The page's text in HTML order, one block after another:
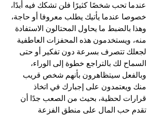
عندما تحب شخصًا كثيرًا فلن تشكك فيه أبدًا،
خصوصا عندما يأتيك يطلب معروفا أو حاجة،
وهذا بالضبط ما يحاول المحتالون الاستفادة
منه، ويستخدمون هذه المحفزات العاطفية
لجعلك تتصرف بسرعة دون تفكير أو حتى
السماح لك بالتراجع خطوة إلى الوراء،
وبالفعل سيتظاهرون بأنهم شخص قريب
منك ويعتمدون على إجبارك في اتخاذ
قرارات لحظية، بحيث من الصعب جدًا أن
تقدم حب المال على منطق الفزعة